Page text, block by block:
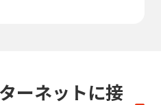
ーネットに接